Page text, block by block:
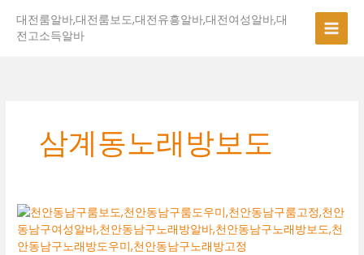
대전룸알바,대전룸보도,대전유흥알바,대전여성알바,대
전고소득알바
삼계동노래방보도
대
전
룸